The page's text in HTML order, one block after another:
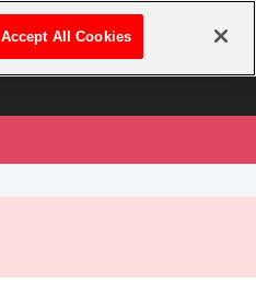
ログイン・新規登録
Accept All Cookies